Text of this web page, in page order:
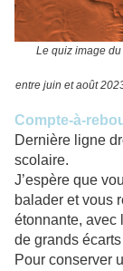
Le quiz image du
entre juin et août
Compte-à-
Dernière ligne
scolaire.
J’espère que
balader et vous
étonnante, avec
de grands
Pour conserver